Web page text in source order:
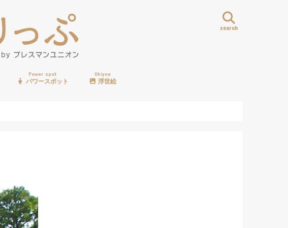
search
Power spot
パワースポット
Ukiyoe
浮世絵